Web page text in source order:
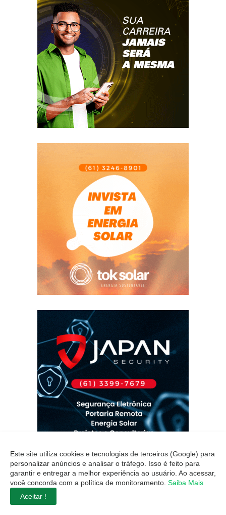
Este site utiliza cookies e tecnologias de terceiros (Google) para
personalizar anúncios e analisar o tráfego. Isso é feito para
garantir e entregar a melhor experiência ao usuário. Ao acessar,
você concorda com a política de monitoramento. Saiba Mais
Aceitar !